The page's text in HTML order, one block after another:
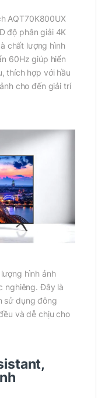
AQT70K800UX
độ phân giải 4K
chất lượng hình
60Hz giúp hiển
thích hợp với hầu
cho đến giải trí
hình ảnh
nghiêng. Đây là
sử dụng đông
và dễ chịu cho